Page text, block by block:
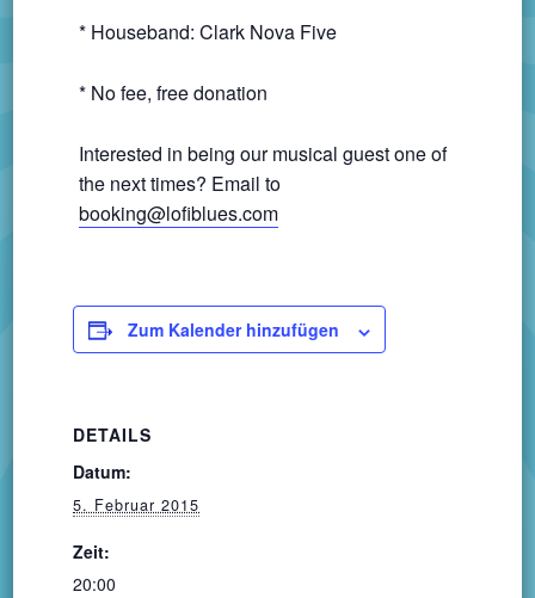
* Houseband: Clark Nova Five
* No fee, free donation
Interested in being our musical guest one of
the next times? Email to
booking@lofiblues.com
Zum Kalender hinzufügen
DETAILS
Datum:
5. Februar 2015
Zeit:
20:00